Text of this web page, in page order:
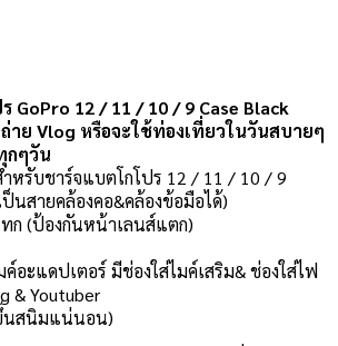
ร GoPro 12 / 11 / 10 / 9 Case Black
าย Vlog หรือจะใช้ท่องเที่ยวในวันสบายๆ
กๆวัน
หรับชาร์จแบตโกโปร 12 / 11 / 10 / 9
ป็นสายคล้องคอ&คล้องข้อมือได้)
ก (ป้องกันหน้าเลนส์แตก)
ค์อะแดปเตอร์ มีช่องใส่ไมค์เสริม& ช่องใส่ไฟ
& Youtuber
นสนิมแน่นอน)